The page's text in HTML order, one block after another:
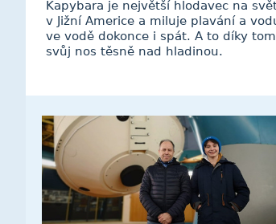
Kapybara je největší hlodavec na
v Jižní Americe a miluje plavání a
ve vodě dokonce i spát. A to díky
svůj nos těsně nad hladinou.